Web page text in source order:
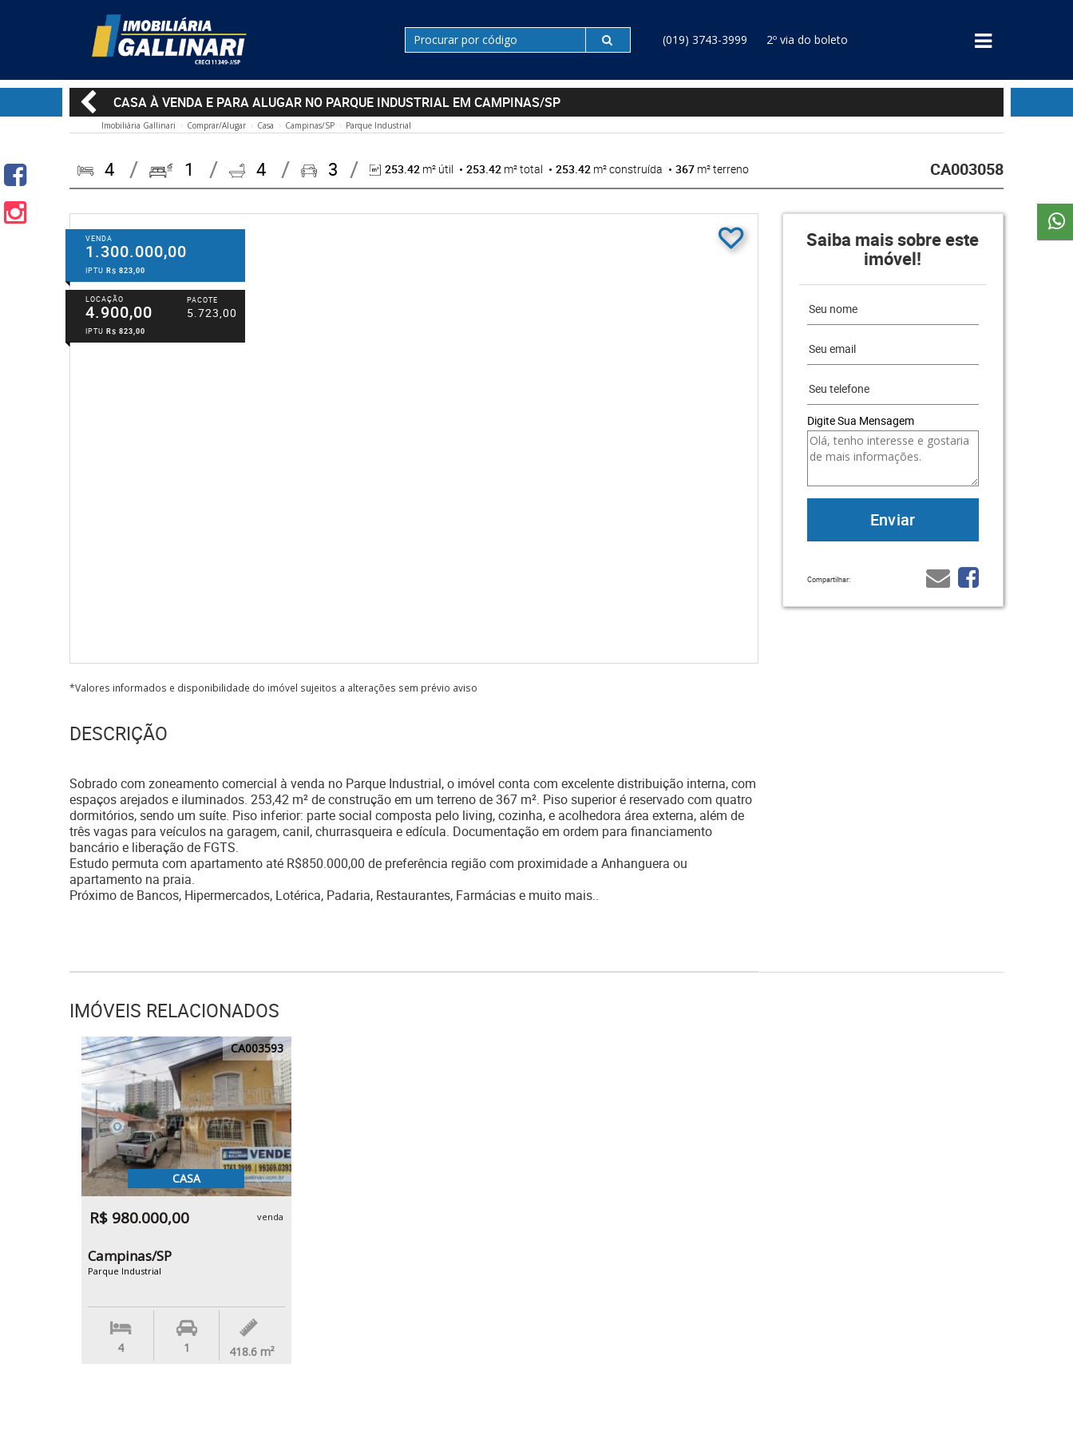
(019) 3743-3999 2º via do boleto
CASA À VENDA E PARA ALUGAR NO PARQUE INDUSTRIAL EM CAMPINAS/SP
Imobiliária Gallinari Comprar/Alugar Casa Campinas/SP Parque Industrial
4 1 4 3 253.42 m² útil 253.42 m² total 253.42 m² construída 367 m² terreno CA003058
VENDA
1.300.000,00
IPTU R$ 823,00
LOCAÇÃO
4.900,00
PACOTE
5.723,00
IPTU R$ 823,00
Saiba mais sobre este
imóvel!
Digite Sua Mensagem
Compartilhar:
*Valores informados e disponibilidade do imóvel sujeitos a alterações sem prévio aviso
DESCRIÇÃO
Sobrado com zoneamento comercial à venda no Parque Industrial, o imóvel conta com excelente distribuição interna, com
espaços arejados e iluminados. 253,42 m² de construção em um terreno de 367 m². Piso superior é reservado com quatro
dormitórios, sendo um suíte. Piso inferior: parte social composta pelo living, cozinha, e acolhedora área externa, além de
três vagas para veículos na garagem, canil, churrasqueira e edícula. Documentação em ordem para financiamento
bancário e liberação de FGTS.
Estudo permuta com apartamento até R$850.000,00 de preferência região com proximidade a Anhanguera ou
apartamento na praia.
Próximo de Bancos, Hipermercados, Lotérica, Padaria, Restaurantes, Farmácias e muito mais..
IMÓVEIS RELACIONADOS
CA003593
CASA
R$ 980.000,00 venda
Campinas/SP
Parque Industrial
4 1 418.6 m²